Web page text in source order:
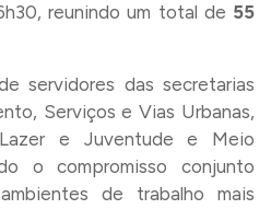
reunindo um total de 55
servidores das secretarias
Serviços e Vias Urbanas,
e Juventude e Meio
o compromisso conjunto
de trabalho mais